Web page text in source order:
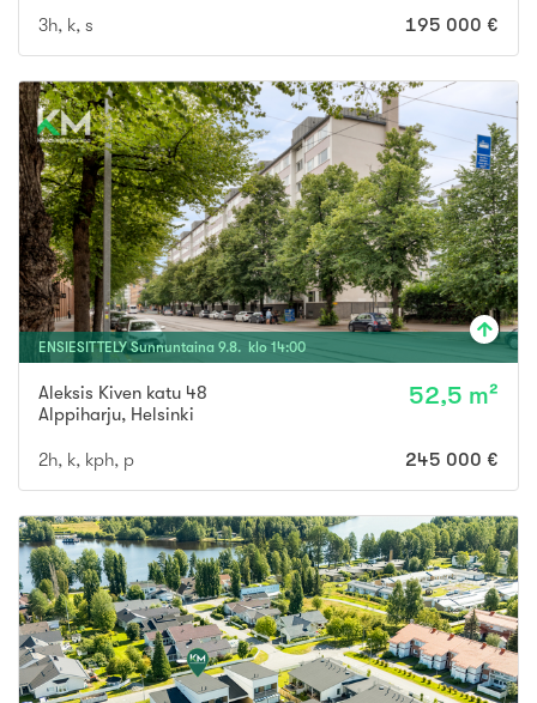
3h, k, s 195 000 €
ENSIESITTELY Sunnuntaina 9.8. klo 14:00
Aleksis Kiven katu 48
Alppiharju, Helsinki
52,5 m²
2h, k, kph, p 245 000 €